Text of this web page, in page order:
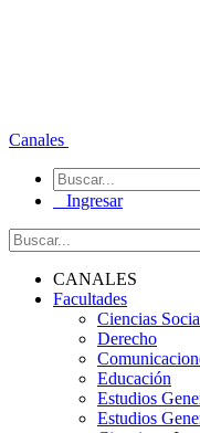
Canales
Ingresar
CANALES
Facultades
Ciencias
Derecho
Educación
Estudios
Estudios